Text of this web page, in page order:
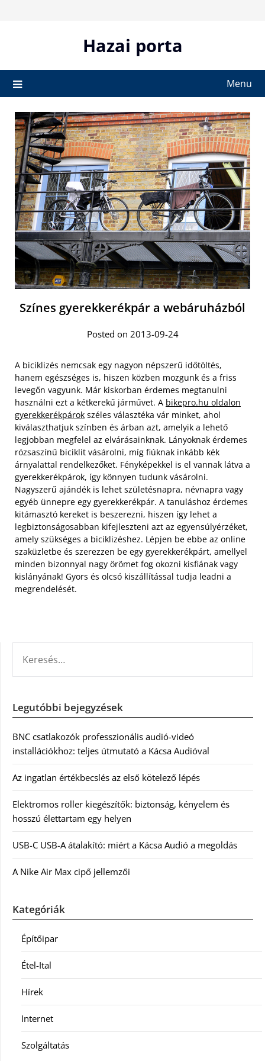
Hazai porta
Menu
Színes gyerekkerékpár a webáruházból
Posted on 2013-09-24
A biciklizés nemcsak egy nagyon népszerű időtöltés,
hanem egészséges is, hiszen közben mozgunk és a friss
levegőn vagyunk. Már kiskorban érdemes megtanulni
használni ezt a kétkerekű járművet. A bikepro.hu oldalon
gyerekkerékpárok széles választéka vár minket, ahol
kiválaszthatjuk színben és árban azt, amelyik a lehető
legjobban megfelel az elvárásainknak. Lányoknak érdemes
rózsaszínű biciklit vásárolni, míg fiúknak inkább kék
árnyalattal rendelkezőket. Fényképekkel is el vannak látva a
gyerekkerékpárok, így könnyen tudunk vásárolni.
Nagyszerű ajándék is lehet születésnapra, névnapra vagy
egyéb ünnepre egy gyerekkerékpár. A tanuláshoz érdemes
kitámasztó kereket is beszerezni, hiszen így lehet a
legbiztonságosabban kifejleszteni azt az egyensúlyérzéket,
amely szükséges a biciklizéshez. Lépjen be ebbe az online
szaküzletbe és szerezzen be egy gyerekkerékpárt, amellyel
minden bizonnyal nagy örömet fog okozni kisfiának vagy
kislányának! Gyors és olcsó kiszállítással tudja leadni a
megrendelését.
Legutóbbi bejegyzések
BNC csatlakozók professzionális audió-videó
installációkhoz: teljes útmutató a Kácsa Audióval
Az ingatlan értékbecslés az első kötelező lépés
Elektromos roller kiegészítők: biztonság, kényelem és
hosszú élettartam egy helyen
USB-C USB-A átalakító: miért a Kácsa Audió a megoldás
A Nike Air Max cipő jellemzői
Kategóriák
Építőipar
Étel-Ital
Hírek
Internet
Szolgáltatás